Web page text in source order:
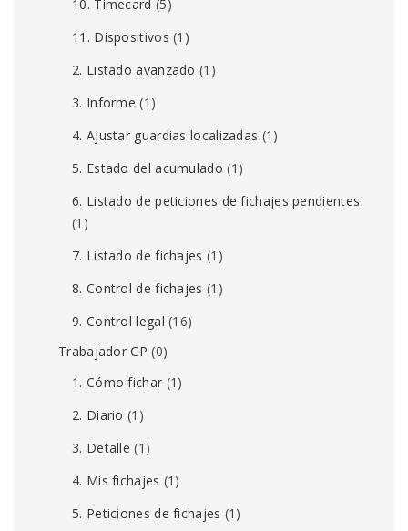
10. Timecard (5)
11. Dispositivos (1)
2. Listado avanzado (1)
3. Informe (1)
4. Ajustar guardias localizadas (1)
5. Estado del acumulado (1)
6. Listado de peticiones de fichajes pendientes
(1)
7. Listado de fichajes (1)
8. Control de fichajes (1)
9. Control legal (16)
Trabajador CP (0)
1. Cómo fichar (1)
2. Diario (1)
3. Detalle (1)
4. Mis fichajes (1)
5. Peticiones de fichajes (1)